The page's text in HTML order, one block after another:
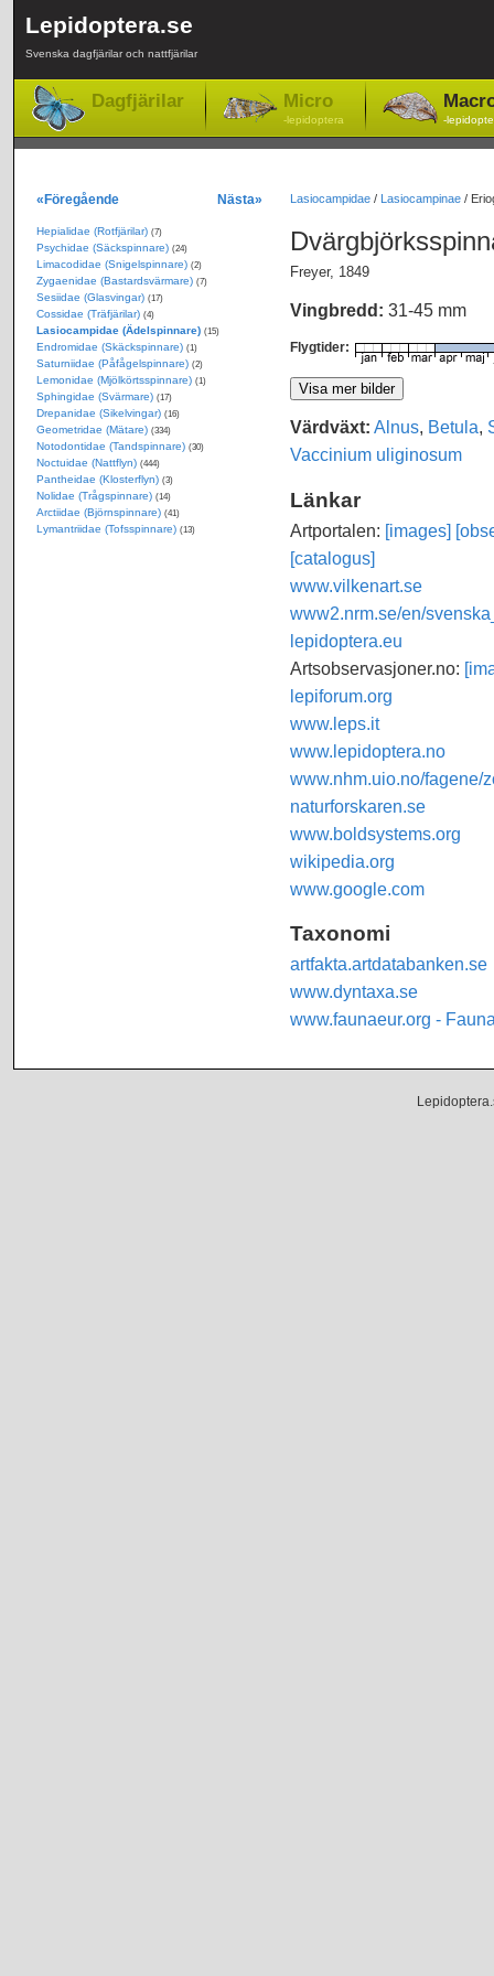
Lepidoptera.se
Svenska dagfjärilar och nattfjärilar
Dagfjärilar Micro
-lepidoptera -
Lasiocampidae/ Lasiocampinae/
Freyer, 1849
Vingbredd: 31-45 mm
Flygtider:
Värdväxt: Alnus, Betula,
Vaccinium uliginosum
Länkar
Artportalen: [images]
[catalogus]
www.vilkenart.se
www2.nrm.se/en/
lepidoptera.eu
Artsobservasjoner.no:
lepiforum.org
www.leps.it
www.lepidoptera.no
www.nhm.uio.no/fagene/
naturforskaren.se
www.boldsystems.org
wikipedia.org
www.google.com
Taxonomi
artfakta.artdatabanken.se
www.dyntaxa.se
www.faunaeur.org -
«Föregående Nästa»
Hepialidae (Rotfjärilar) (7)
Psychidae (Säckspinnare) (24)
Limacodidae (Snigelspinnare) (2)
Zygaenidae (Bastardsvärmare) (7)
Sesiidae (Glasvingar) (17)
Cossidae (Träfjärilar) (4)
Lasiocampidae (Ädelspinnare) (15)
Endromidae (Skäckspinnare) (1)
Saturniidae (Påfågelspinnare) (2)
Lemonidae (Mjölkörtsspinnare) (1)
Sphingidae (Svärmare) (17)
Drepanidae (Sikelvingar) (16)
Geometridae (Mätare) (334)
Notodontidae (Tandspinnare) (30)
Noctuidae (Nattflyn) (444)
Pantheidae (Klosterflyn) (3)
Nolidae (Trågspinnare) (14)
Arctiidae (Björnspinnare) (41)
Lymantriidae (Tofsspinnare) (13)